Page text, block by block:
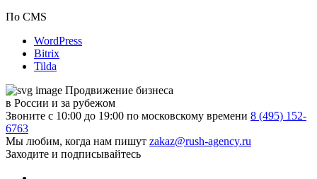
По CMS
WordPress
Bitrix
Tilda
Продвижение бизнеса
в России и за рубежом
Звоните с 10:00 до 19:00 по московскому времени 8 (495) 152-
6763
Мы любим, когда нам пишут zakaz@rush-agency.ru
Заходите и подписывайтесь